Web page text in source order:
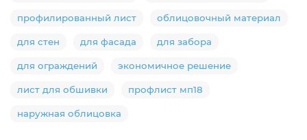
профилированный лист облицовочный материал
для стен для фасада для забора
для ограждений экономичное решение
лист для обшивки профлист мп18
наружная облицовка